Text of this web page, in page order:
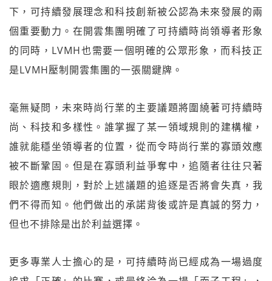
下，可持續發展理念和科技創新被公認為未來發展的兩
個重要動力。在開雲集團明確了可持續時尚領導者形象
的同時，LVMH也需要一個明確的公眾形象，而科技正
是LVMH壓制開雲集團的一張關鍵牌。
毫無疑問，未來時尚行業的主要議題將圍繞著可持續時
尚、科技和多樣性。誰掌握了某一領域規則的建構權，
誰就能穩坐領導者的位置，從而令時尚行業的寡頭效應
被不斷鞏固。但是在寡頭利益爭奪中，追隨者往往只著
眼於適應規則，對於上述議題的追逐是否將會失真，我
們不得而知。他們做出的承諾背後或許是真誠的努力，
但也不排除是出於利益選擇。
更多專業人士擔心的是，可持續時尚已經成為一場過度